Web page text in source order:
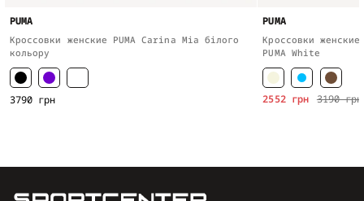
PUMA
Кроссовки женские PUMA Carina Mia білого
кольору
3790 грн
PUMA
Кроссовки
PUMA White
3190 грн
2552 грн